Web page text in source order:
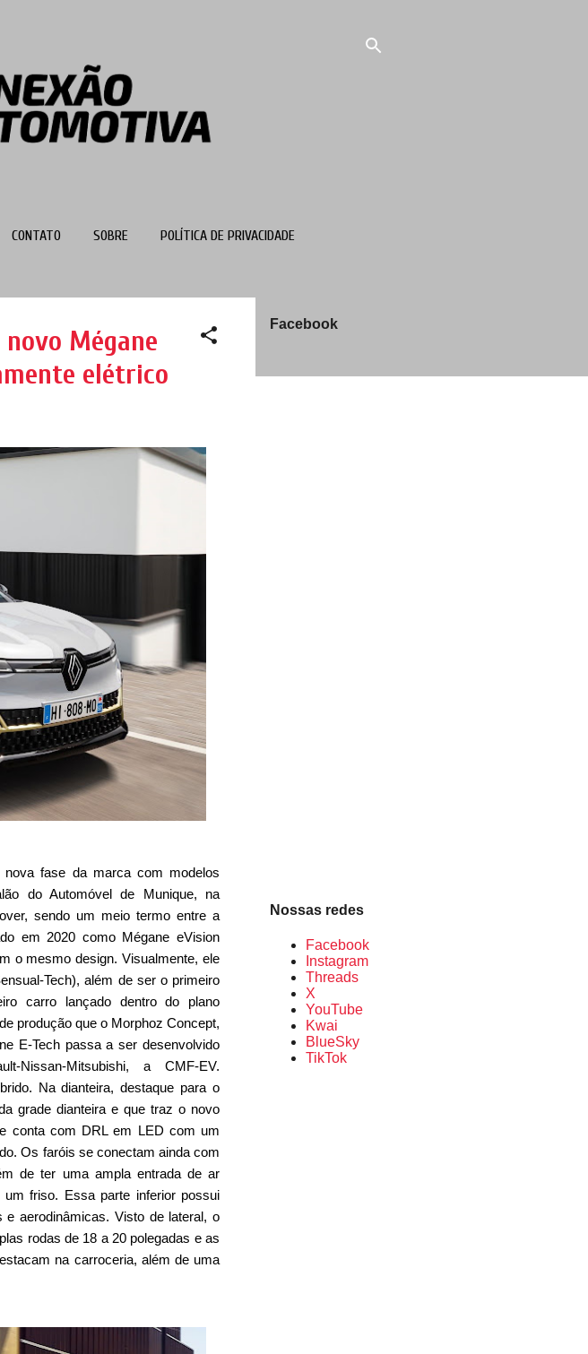
CONTATO SOBRE POLÍTICA DE PRIVACIDADE
Facebook
Nossas redes
Facebook
Instagram
Threads
X
YouTube
Kwai
BlueSky
TikTok
Mégane
elétrico
nova fase da marca com modelos
do Automóvel de Munique, na
sendo um meio termo entre a
em 2020 como Mégane eVision
o mesmo design. Visualmente, ele
Tech), além de ser o primeiro
carro lançado dentro do plano
produção que o Morphoz Concept,
E-Tech passa a ser desenvolvido
Nissan-Mitsubishi, a CMF-EV.
Na dianteira, destaque para o
grade dianteira e que traz o novo
conta com DRL em LED com um
Os faróis se conectam ainda com
de ter uma ampla entrada de ar
friso. Essa parte inferior possui
aerodinâmicas. Visto de lateral, o
rodas de 18 a 20 polegadas e as
na carroceria, além de uma